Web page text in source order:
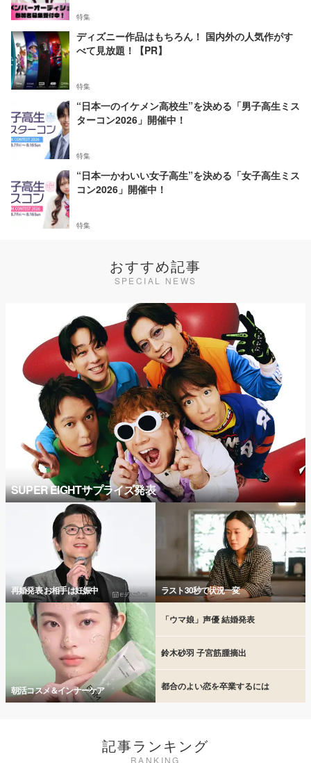
特集
ディズニー作品はもちろん！ 国内外の人気作がす
べて見放題！【PR】
特集
“日本一のイケメン高校生”を決める「男子高生ミス
ターコン2026」開催中！
特集
“日本一かわいい女子高生”を決める「女子高生ミス
コン2026」開催中！
特集
おすすめ記事
SPECIAL NEWS
SUPER EIGHTサプライズ発表
再婚発表 お相手は妊娠中 ラスト30秒で状況一変
朝活コスメ＆インナーケア
「ウマ娘」声優 結婚発表
鈴木砂羽 子宮筋腫摘出
都合のよい恋を卒業するには
記事ランキング
RANKING